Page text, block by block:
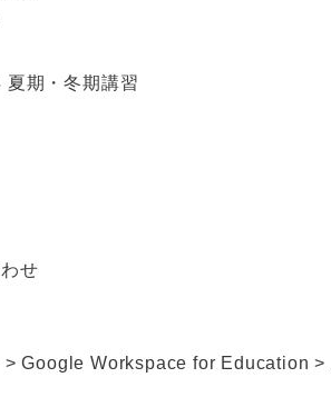
期・冬期講習
せ
>Google Workspace for Education >